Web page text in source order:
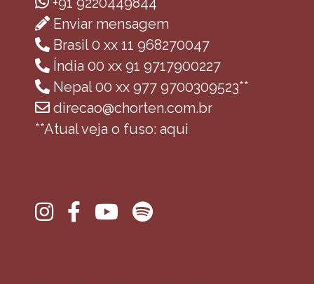
Enviar mensagem
Brasil 0 xx 11 968270047
Índia 00 xx 91 9717900227
Nepal 00 xx 977 9700309523**
direcao@chorten.com.br
**Atual veja o fuso: aqui